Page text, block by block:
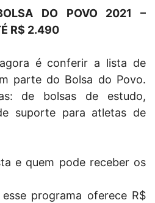
DO POVO 2021 –
R$ 2.490
é conferir a lista de
parte do Bolsa do Povo.
de bolsas de estudo,
suporte para atletas de
e quem pode receber os
programa oferece R$